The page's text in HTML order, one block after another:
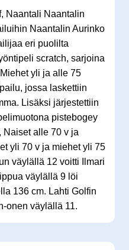
Naantali Naantalin
Naantalin Aurinko
eri puolilta
scratch, sarjoina
yli ja alle 75
jossa laskettiin
Lisäksi järjestettiin
pistebogey
Naiset alle 70 v ja
yli 70 v ja miehet yli 75
väylällä 12 voitti Ilmari
väylällä 9 löi
136 cm. Lahti Golfin
onen väylällä 11.